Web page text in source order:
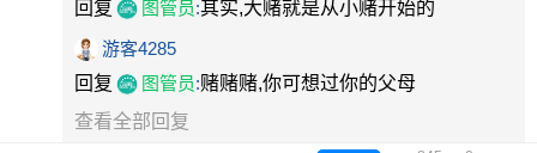
回复
图管员:其实,大赌就是从小赌开始的
游客4285
回复
图管员:赌赌赌,你可想过你的父母
查看全部回复